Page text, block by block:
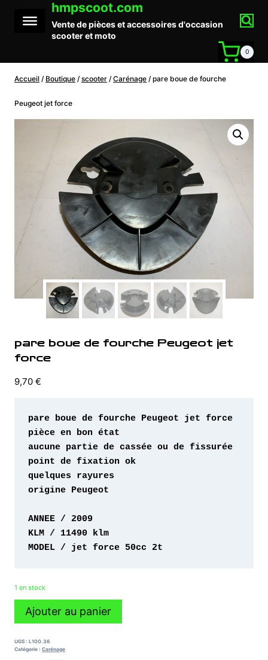
contenu
hmpscoot.com
Vente de pièces et accessoires d'occasion
scooter et moto
0
Accueil / Boutique / scooter / Carénage / pare boue de fourche
Peugeot jet force
pare boue de fourche Peugeot jet
force
9,70 €
origine Peugeot
MODEL / jet force 50cc 2t
1 en stock
quantité
boue
de
Ajouter au panier
UGS : L100.36
Catégorie : Carénage